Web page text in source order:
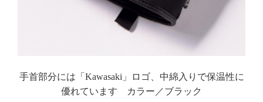
手首部分には「Kawasaki」ロゴ、中綿入りで保温性に
優れています カラー／ブラック